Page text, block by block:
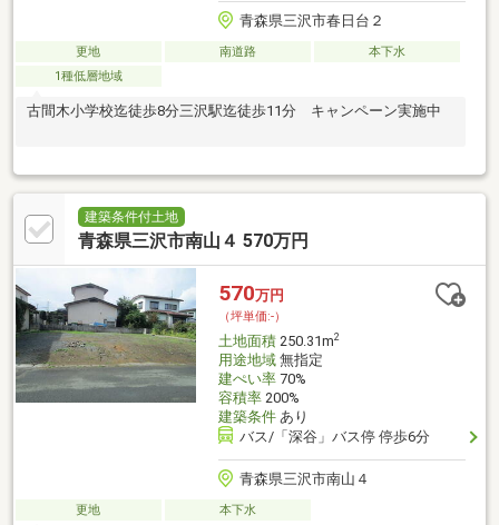
青森県三沢市春日台２
更地 南道路
本下水
1種低層地域
古間木小学校迄徒歩8分三沢駅迄徒歩11分 キャンペーン実施中
建築条件付土地
青森県三沢市南山４ 570万円
570万円
（坪単価:-）
土地面積250.31m2
用途地域無指定
建ぺい率70%
容積率200%
建築条件あり
バス/「深谷」バス停 停歩6分
青森県三沢市南山４
更地 本下水